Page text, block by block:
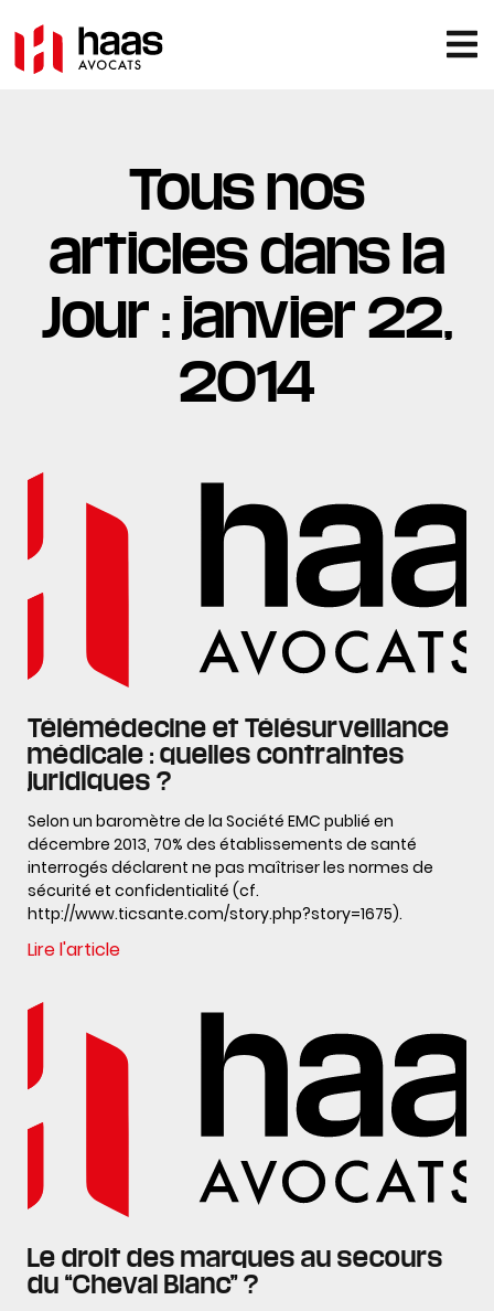
Tous nos
articles dans la
Jour : janvier 22,
2014
Télémédecine et Télésurveillance
médicale : quelles contraintes
juridiques ?
Selon un baromètre de la Société EMC publié en
décembre 2013, 70% des établissements de santé
interrogés déclarent ne pas maîtriser les normes de
sécurité et confidentialité (cf.
http://www.ticsante.com/story.php?story=1675).
Lire l'article
Le droit des marques au secours
du “Cheval Blanc” ?